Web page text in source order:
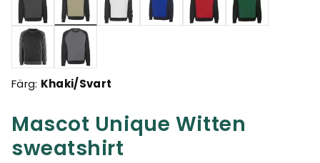
Mascot Unique Witten
sweatshirt
Valda
Färg: Khaki/Svart